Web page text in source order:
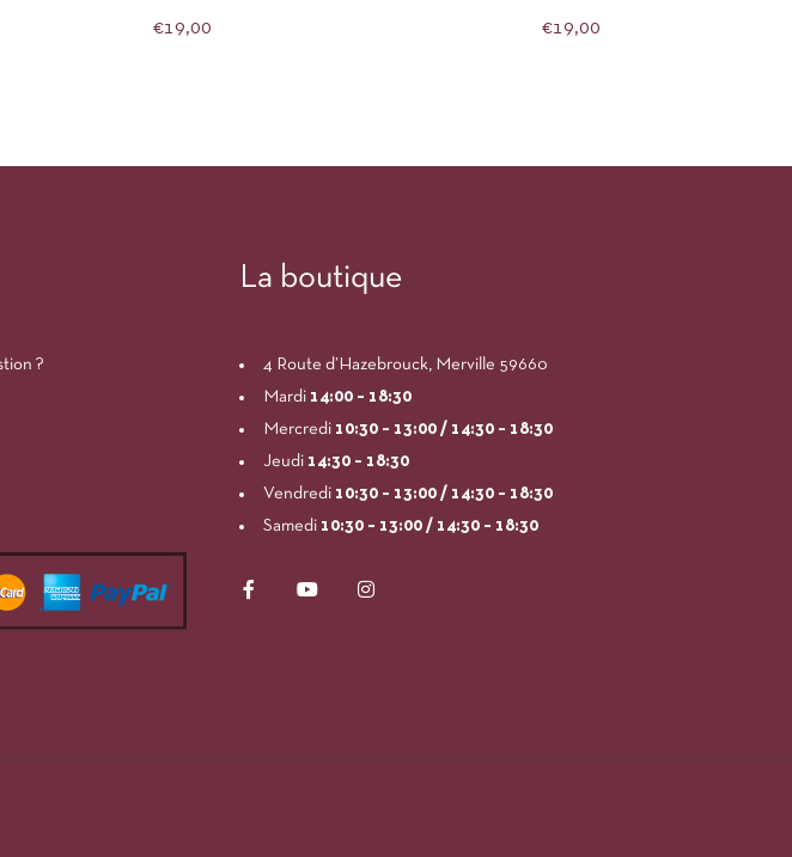
€19,00 €19,00
?
La boutique
4 Route d’Hazebrouck, Merville 59660
Mardi 14:00– 18:30
Mercredi 10:30 – 13:00 / 14:30 – 18:30
Jeudi 14:30 – 18:30
Vendredi10:30 – 13:00 / 14:30 – 18:30
Samedi 10:30 – 13:00 / 14:30 – 18:30